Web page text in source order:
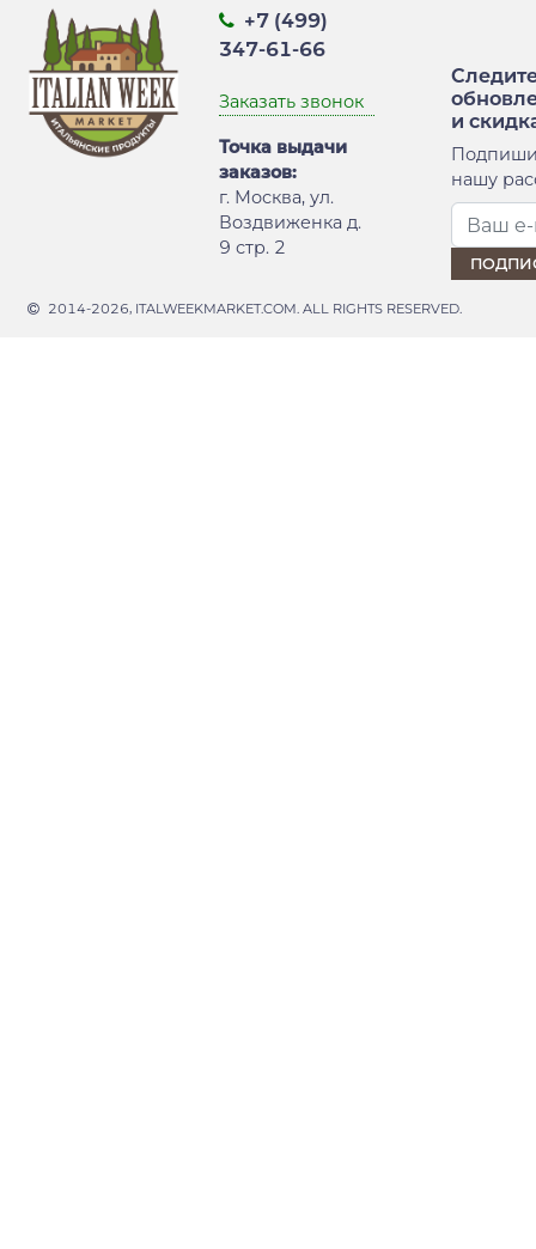
+7 (499)
347-61-66
Заказать звонок
Точка выдачи
заказов:
г. Москва, ул.
Воздвиженка д.
9 стр. 2
и
нашу
2014-2026, ITALWEEKMARKET.COM. ALL RIGHTS RESERVED.